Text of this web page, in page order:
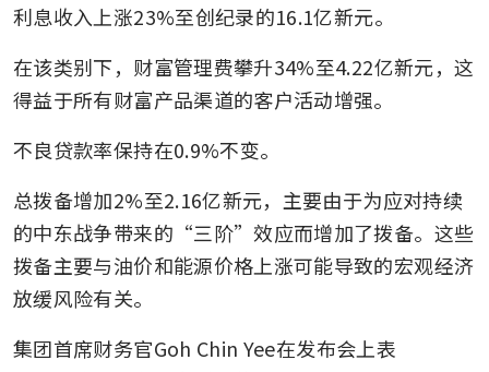
利息收入上涨23%至创纪录的16.1亿新元。
在该类别下，财富管理费攀升34%至4.22亿新元，这
得益于所有财富产品渠道的客户活动增强。
不良贷款率保持在0.9%不变。
总拨备增加2%至2.16亿新元，主要由于为应对持续
的中东战争带来的“三阶”效应而增加了拨备。这些
拨备主要与油价和能源价格上涨可能导致的宏观经济
放缓风险有关。
集团首席财务官Goh Chin Yee在发布会上表